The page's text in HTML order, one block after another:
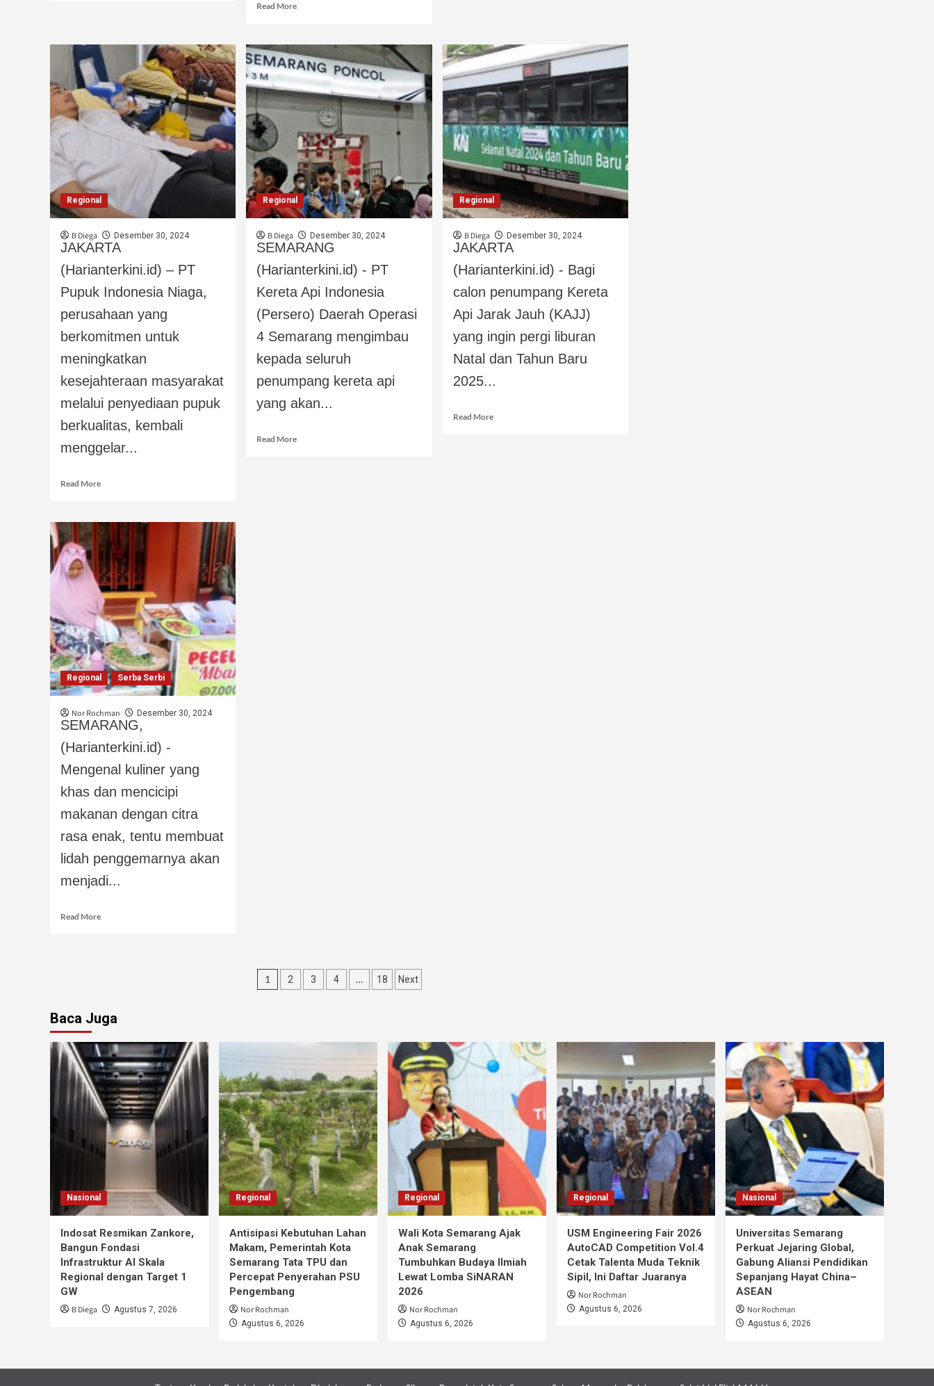
Read More
Regional
B Diega Desember 30, 2024
JAKARTA
(Harianterkini.id) – PT
Pupuk Indonesia Niaga,
perusahaan yang
berkomitmen untuk
meningkatkan
kesejahteraan masyarakat
melalui penyediaan pupuk
berkualitas, kembali
menggelar...
Read More
Regional
B Diega Desember 30, 2024
SEMARANG
(Harianterkini.id) - PT
Kereta Api Indonesia
(Persero) Daerah Operasi
4 Semarang mengimbau
kepada seluruh
penumpang kereta api
yang akan...
Read More
Regional
B Diega Desember 30, 2024
JAKARTA
(Harianterkini.id) - Bagi
calon penumpang Kereta
Api Jarak Jauh (KAJJ)
yang ingin pergi liburan
Natal dan Tahun Baru
2025...
Read More
Regional Serba Serbi
Nor Rochman Desember 30, 2024
SEMARANG,
(Harianterkini.id) -
Mengenal kuliner yang
khas dan mencicipi
makanan dengan citra
rasa enak, tentu membuat
lidah penggemarnya akan
menjadi...
Read More
1 2 3 4 … 18 Next
Baca Juga
Nasional
Indosat Resmikan Zankore,
Bangun Fondasi
Infrastruktur AI Skala
Regional dengan Target 1
GW
B Diega Agustus 7, 2026
Regional
Antisipasi Kebutuhan Lahan
Makam, Pemerintah Kota
Semarang Tata TPU dan
Percepat Penyerahan PSU
Pengembang
Nor Rochman
Agustus 6, 2026
Regional
Wali Kota Semarang Ajak
Anak Semarang
Tumbuhkan Budaya Ilmiah
Lewat Lomba SiNARAN
2026
Nor Rochman
Agustus 6, 2026
Regional
USM Engineering Fair 2026
AutoCAD Competition Vol.4
Cetak Talenta Muda Teknik
Sipil, Ini Daftar Juaranya
Nor Rochman
Agustus 6, 2026
Nasional
Universitas Semarang
Perkuat Jejaring Global,
Gabung Aliansi Pendidikan
Sepanjang Hayat China–
ASEAN
Nor Rochman
Agustus 6, 2026